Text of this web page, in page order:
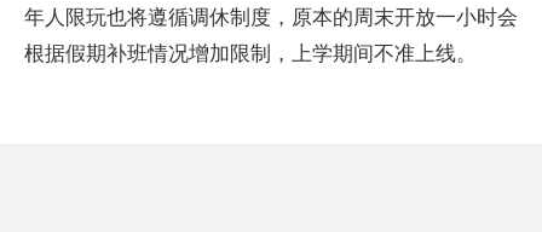
年人限玩也将遵循调休制度，原本的周末开放一小时会
根据假期补班情况增加限制，上学期间不准上线。